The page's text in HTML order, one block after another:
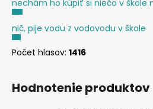
nechám ho kúpiť si niečo v škole
nič, pije vodu z vodovodu v škole
Počet hlasov: 1416
Hodnotenie produktov